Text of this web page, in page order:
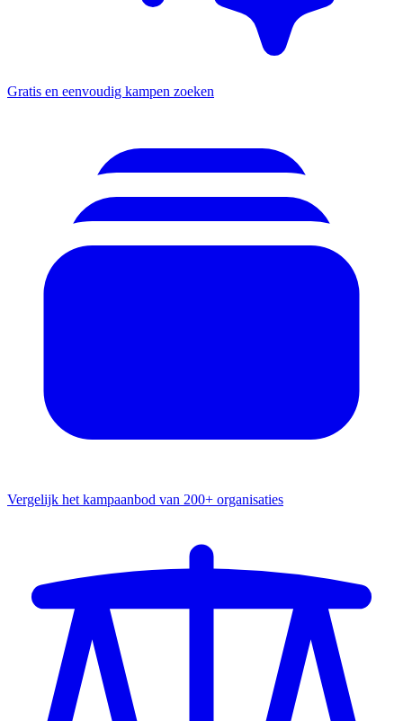
Gratis en eenvoudig kampen zoeken
Vergelijk het kampaanbod van 200+ organisaties